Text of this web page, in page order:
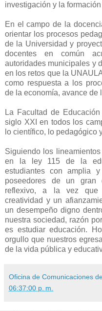
investigación y la
En el campo de la
orientar los procesos
de la Universidad y
docentes en común
autoridades municipales y
en los retos que la
como respuesta a los
de la economía, avance de
La Facultad de
siglo XXI en todos los
lo científico, lo pedagógico
Siguiendo los
en la ley 115 de la
estudiantes con amplia
poseedores de un gran
reflexivo, a la vez que
creatividad y un
un desempeño digno
nuestra sociedad, razón
es estudiar educación.
orgullo que nuestros
de la vida pública y
Oficina de Comunicaciones
06:37:00 p. m.